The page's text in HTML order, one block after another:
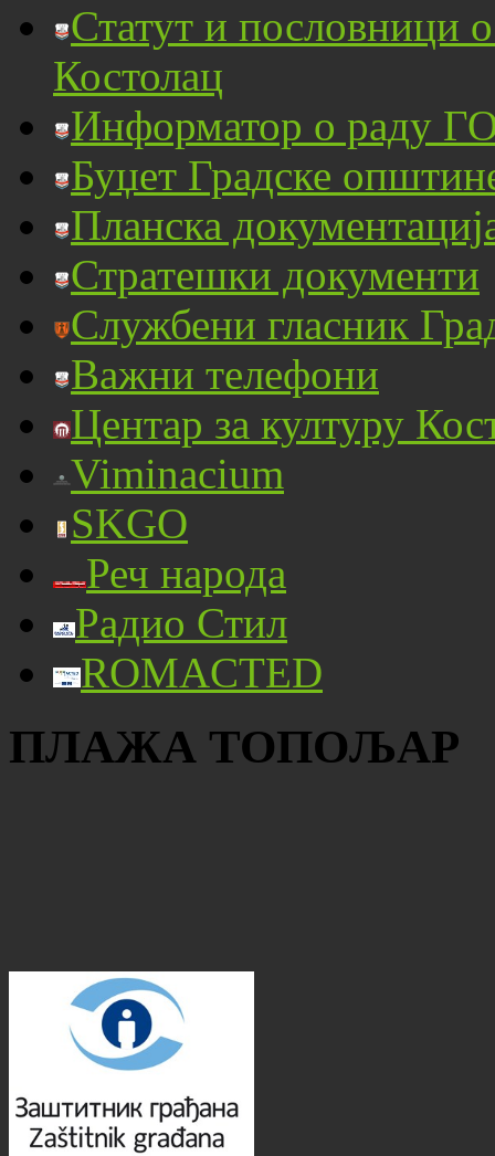
Статут и пословници
Костолац
Информатор о раду
Буџет Градске
Планска
Стратешки документи
Службени гласник
Важни телефони
Центар за културу
Viminacium
SKGO
Реч народа
Радио Стил
ROMACTED
ПЛАЖА ТОПОЉАР